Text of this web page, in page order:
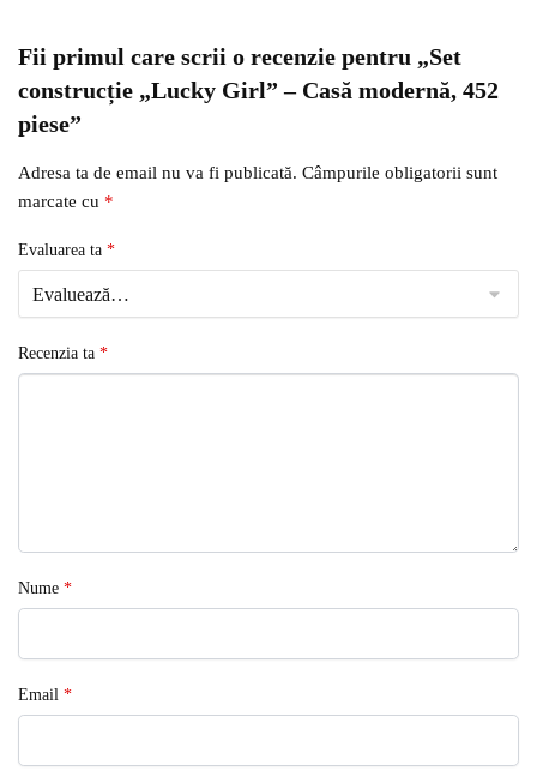
Fii primul care scrii o recenzie pentru „Set
construcție „Lucky Girl” – Casă modernă, 452
piese”
Adresa ta de email nu va fi publicată. Câmpurile obligatorii sunt
marcate cu *
Evaluarea ta *
Recenzia ta *
Nume *
Email *